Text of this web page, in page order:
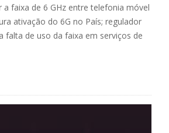
a faixa de 6 GHz entre telefonia móvel
ativação do 6G no País; regulador
falta de uso da faixa em serviços de